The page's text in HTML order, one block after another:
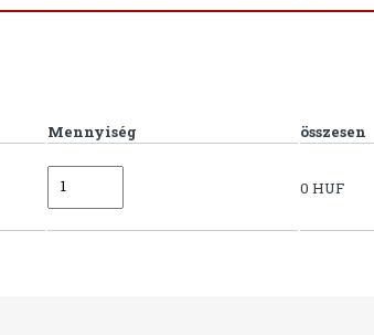
Mennyiség összesen
0 HUF